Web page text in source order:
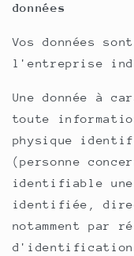
données
Vos données
l'entreprise
Une donnée à
toute
physique
(personne
identifiable
identifiée,
notamment par
d'identification